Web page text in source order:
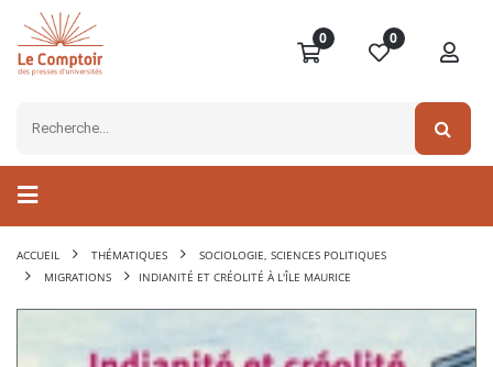
0 0
ACCUEIL THÉMATIQUES
SOCIOLOGIE, SCIENCES POLITIQUES
MIGRATIONS
INDIANITÉ ET CRÉOLITÉ À L'ÎLE MAURICE